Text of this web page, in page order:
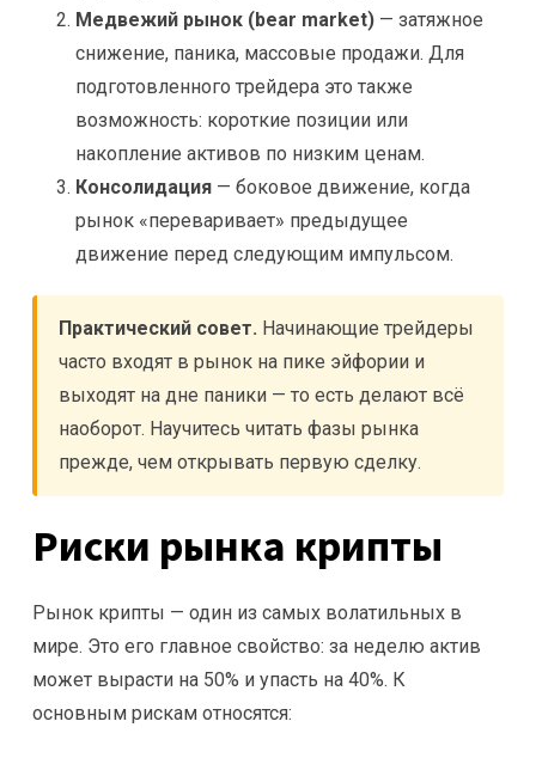
Медвежий рынок (bear market) — затяжное
снижение, паника, массовые продажи. Для
подготовленного трейдера это также
возможность: короткие позиции или
накопление активов по низким ценам.
Консолидация — боковое движение, когда
рынок «переваривает» предыдущее
движение перед следующим импульсом.
Практический совет. Начинающие трейдеры
часто входят в рынок на пике эйфории и
выходят на дне паники — то есть делают всё
наоборот. Научитесь читать фазы рынка
прежде, чем открывать первую сделку.
Риски рынка крипты
Рынок крипты — один из самых волатильных в
мире. Это его главное свойство: за неделю актив
может вырасти на 50% и упасть на 40%. К
основным рискам относятся: